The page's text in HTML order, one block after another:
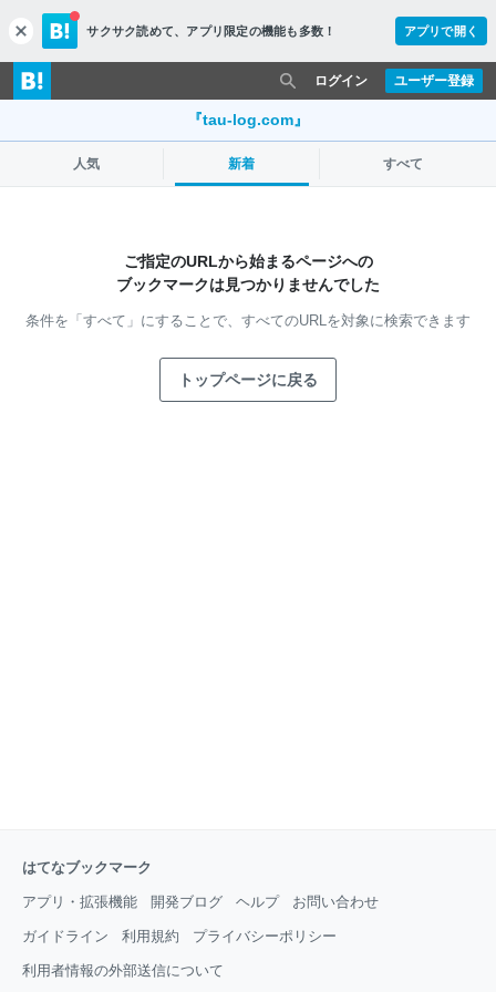
c
l
o
s
サクサク読めて、 アプリ限定の機能も多数！ アプリで開く
ユーザー登録
ログイン
『tau-log.com』
人気 新着 すべて
ご指定のURLから始まるページへの
ブックマークは見つかりませんでした
条件を「すべて」にすることで、 すべてのURLを対象に検索できます
トップページに戻る
はてなブックマーク
アプリ・拡張機能 開発ブログ ヘルプ お問い合わせ
ガイドライン 利用規約 プライバシーポリシー
利用者情報の外部送信について